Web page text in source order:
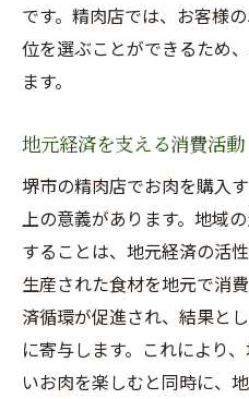
です。精肉店では、お客様
位を選ぶことができるため
ます。
地元経済を支える消費活動
堺市の精肉店でお肉を購入
上の意義があります。地域
することは、地元経済の活
生産された食材を地元で消
済循環が促進され、結果と
に寄与します。これにより
いお肉を楽しむと同時に、